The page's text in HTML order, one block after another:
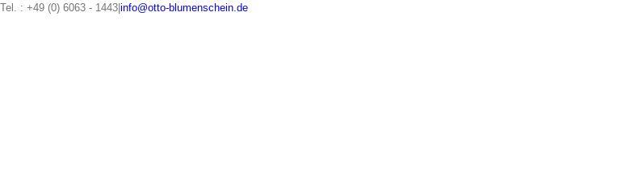
Zum
Tel. : +49 (0) 6063 - 1443 info@otto-blumenschein.de